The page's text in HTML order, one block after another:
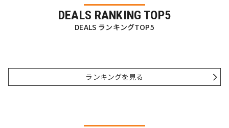
DEALS RANKING TOP5
DEALS ランキングTOP5
ランキングを見る